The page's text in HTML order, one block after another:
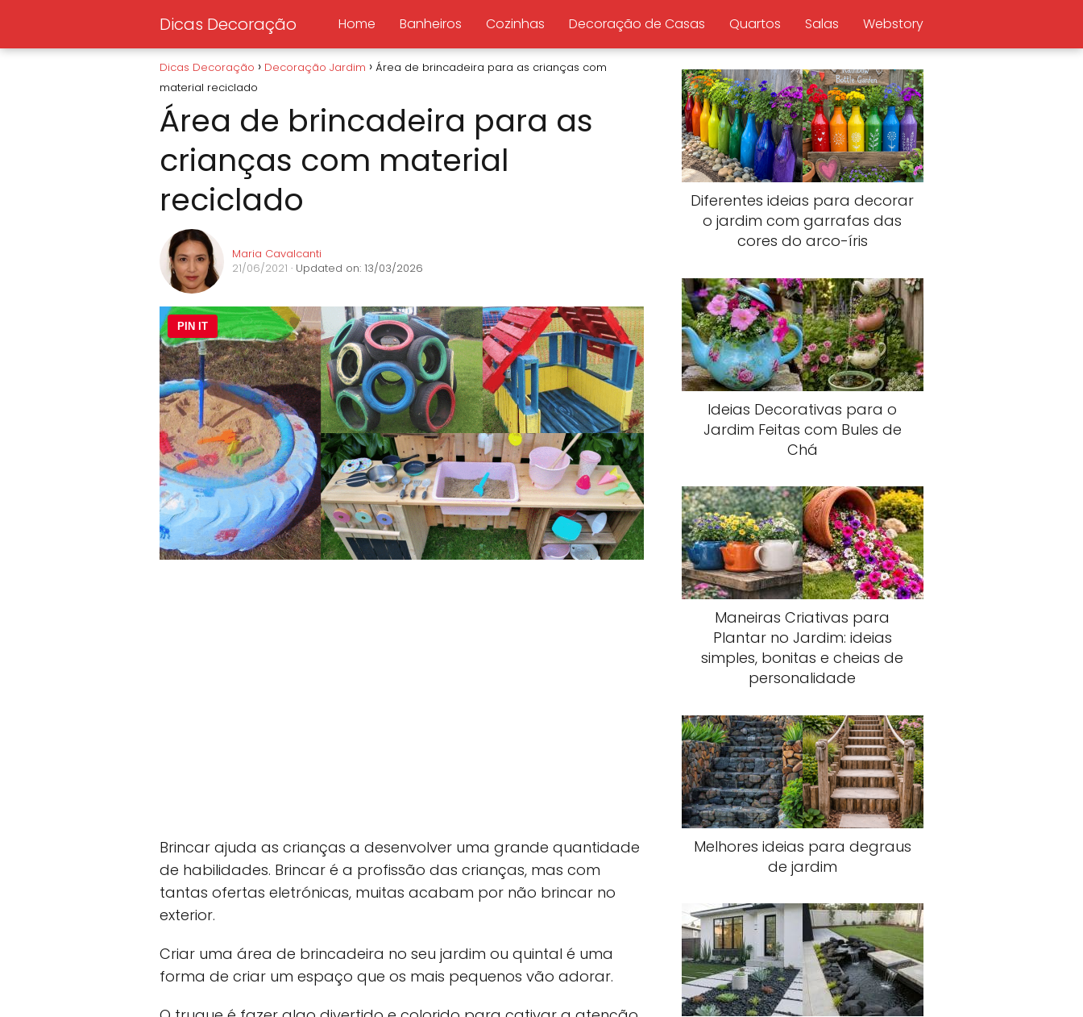
Dicas Decoração Home Banheiros Cozinhas Decoração de Casas Quartos Salas Webstory
Dicas Decoração Decoração Jardim
Área de brincadeira para as crianças com
material reciclado
Área de brincadeira para as
crianças com material
reciclado
Maria Cavalcanti
21/06/2021 · Updated on: 13/03/2026
PIN IT
Brincar ajuda as crianças a desenvolver uma grande quantidade
de habilidades. Brincar é a profissão das crianças, mas com
tantas ofertas eletrónicas, muitas acabam por não brincar no
exterior.
Criar uma área de brincadeira no seu jardim ou quintal é uma
forma de criar um espaço que os mais pequenos vão adorar.
Diferentes ideias para decorar
o jardim com garrafas das
cores do arco-íris
Ideias Decorativas para o
Jardim Feitas com Bules de
Chá
Maneiras Criativas para
Plantar no Jardim: ideias
simples, bonitas e cheias de
personalidade
Melhores ideias para degraus
de jardim